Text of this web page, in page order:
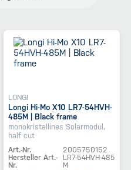
LONGI
Longi Hi-Mo X10 LR7-54HVH-
485M | Black frame
monokristallines Solarmodul,
half cut
Art.-Nr.
2005750152
Hersteller Art.-
Nr.
LR7-54HVH-485
M